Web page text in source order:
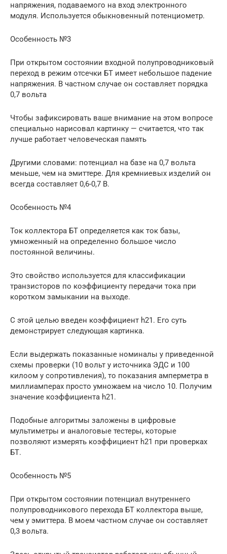
напряжения, подаваемого на вход электронного
модуля. Используется обыкновенный потенциометр.
Особенность №3
При открытом состоянии входной полупроводниковый
переход в режим отсечки БТ имеет небольшое падение
напряжения. В частном случае он составляет порядка
0,7 вольта
Чтобы зафиксировать ваше внимание на этом вопросе
специально нарисовал картинку — считается, что так
лучше работает человеческая память
Другими словами: потенциал на базе на 0,7 вольта
меньше, чем на эмиттере. Для кремниевых изделий он
всегда составляет 0,6-0,7 В.
Особенность №4
Ток коллектора БТ определяется как ток базы,
умноженный на определенно большое число
постоянной величины.
Это свойство используется для классификации
транзисторов по коэффициенту передачи тока при
коротком замыкании на выходе.
С этой целью введен коэффициент h21. Его суть
демонстрирует следующая картинка.
Если выдержать показанные номиналы у приведенной
схемы проверки (10 вольт у источника ЭДС и 100
килоом у сопротивления), то показания амперметра в
миллиамперах просто умножаем на число 10. Получим
значение коэффициента h21.
Подобные алгоритмы заложены в цифровые
мультиметры и аналоговые тестеры, которые
позволяют измерять коэффициент h21 при проверках
БТ.
Особенность №5
При открытом состоянии потенциал внутреннего
полупроводникового перехода БТ коллектора выше,
чем у эмиттера. В моем частном случае он составляет
0,3 вольта.